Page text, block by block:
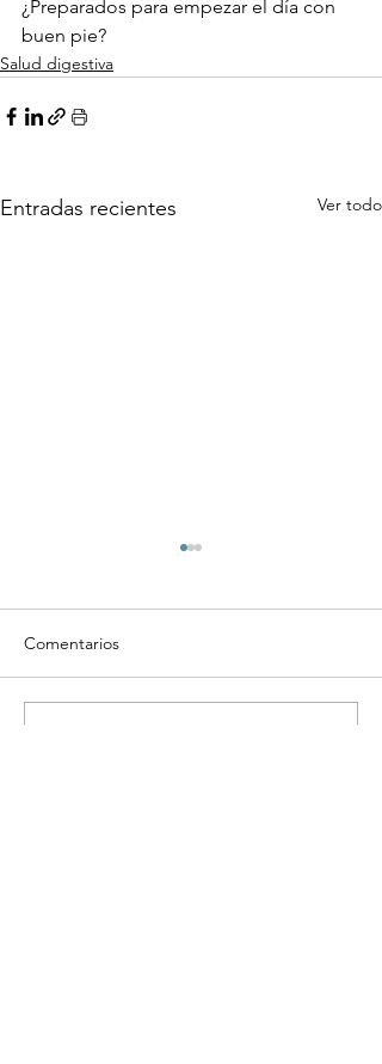
¿Preparados para empezar el día con
buen pie?
Salud digestiva
Entradas recientes Ver todo
Comentarios